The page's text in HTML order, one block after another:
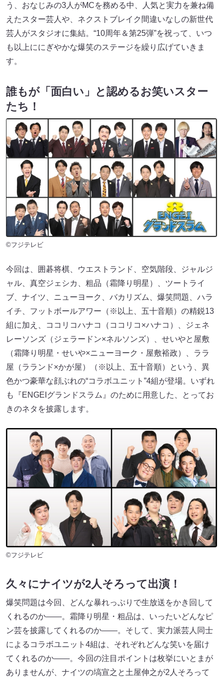
う、おなじみの3人がMCを務める中、人気と実力を兼ね備
えたスター芸人や、ネクストブレイク間違いなしの新世代
芸人がスタジオに集結。“10周年＆第25弾”を祝って、いつ
も以上ににぎやかな爆笑のステージを繰り広げていきま
す。
誰もが「面白い」と認めるお笑いスター
たち！
©フジテレビ
今回は、囲碁将棋、ウエストランド、空気階段、ジャルジ
ャル、真空ジェシカ、粗品（霜降り明星）、ツートライ
ブ、ナイツ、ニューヨーク、バカリズム、爆笑問題、ハラ
イチ、フットボールアワー（※以上、五十音順）の精鋭13
組に加え、ココリコハナコ（ココリコ×ハナコ）、ジェネ
レーソンズ（ジェラードン×ネルソンズ）、せいやと屋敷
（霜降り明星・せいや×ニューヨーク・屋敷裕政）、ララ
屋（ラランド×かが屋）（※以上、五十音順）という、異
色かつ豪華な顔ぶれの“コラボユニット”4組が登場。いずれ
も『ENGEIグランドスラム』のために用意した、とってお
きのネタを披露します。
©フジテレビ
久々にナイツが2人そろって出演！
爆笑問題は今回、どんな暴れっぷりで生放送をかき回して
くれるのか――。霜降り明星・粗品は、いったいどんなピ
ン芸を披露してくれるのか――。そして、実力派芸人同士
によるコラボユニット4組は、それぞれどんな笑いを届け
てくれるのか――。今回の注目ポイントは枚挙にいとまが
ありませんが、ナイツの塙宣之と土屋伸之が2人そろって